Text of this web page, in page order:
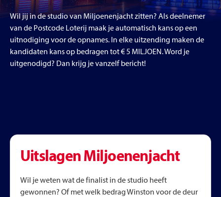
Wil jij in de studio van Miljoenenjacht zitten? Als deelnemer
van de Postcode Loterij maak je automatisch kans op een
uitnodiging voor de opnames. In elke uitzending maken de
kandidaten kans op bedragen tot € 5 MILJOEN. Word je
uitgenodigd? Dan krijg je vanzelf bericht!
Uitslagen Miljoenenjacht
Wil je weten wat de finalist in de studio heeft
gewonnen? Of met welk bedrag Winston voor de deur